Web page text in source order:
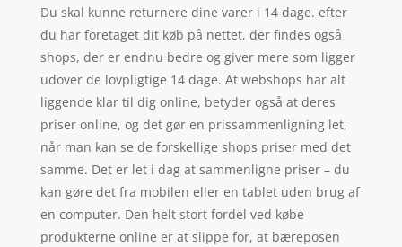
Du skal kunne returnere dine varer i 14 dage. efter
du har foretaget dit køb på nettet, der findes også
shops, der er endnu bedre og giver mere som ligger
udover de lovpligtige 14 dage. At webshops har alt
liggende klar til dig online, betyder også at deres
priser online, og det gør en prissammenligning let,
når man kan se de forskellige shops priser med det
samme. Det er let i dag at sammenligne priser – du
kan gøre det fra mobilen eller en tablet uden brug af
en computer. Den helt stort fordel ved købe
produkterne online er at slippe for, at bæreposen